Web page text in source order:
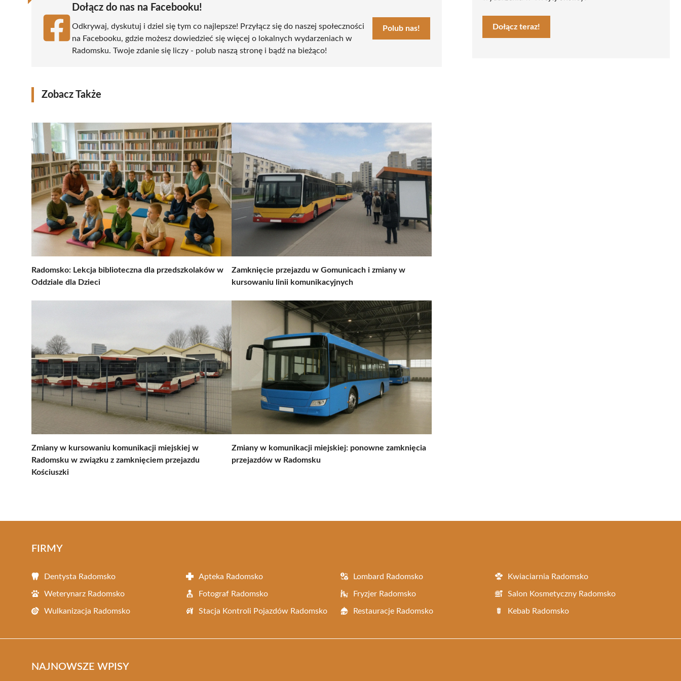
Dołącz do nas na Facebooku!
Odkrywaj, dyskutuj i dziel się tym co najlepsze! Przyłącz się do naszej społeczności
na Facebooku, gdzie możesz dowiedzieć się więcej o lokalnych wydarzeniach w
Radomsku. Twoje zdanie się liczy - polub naszą stronę i bądź na bieżąco!
Polub nas!
Zobacz Także
Radomsko: Lekcja biblioteczna dla przedszkolaków w
Oddziale dla Dzieci
Zamknięcie przejazdu w Gomunicach i zmiany w
kursowaniu linii komunikacyjnych
Zmiany w kursowaniu komunikacji miejskiej w
Radomsku w związku z zamknięciem przejazdu
Kościuszki
Zmiany w komunikacji miejskiej: ponowne zamknięcia
przejazdów w Radomsku
Dołącz teraz!
FIRMY
Dentysta Radomsko Apteka Radomsko Lombard Radomsko Kwiaciarnia Radomsko
Weterynarz Radomsko Fotograf Radomsko Fryzjer Radomsko Salon Kosmetyczny Radomsko
Wulkanizacja Radomsko Stacja Kontroli Pojazdów Radomsko Restauracje Radomsko Kebab Radomsko
NAJNOWSZE WPISY